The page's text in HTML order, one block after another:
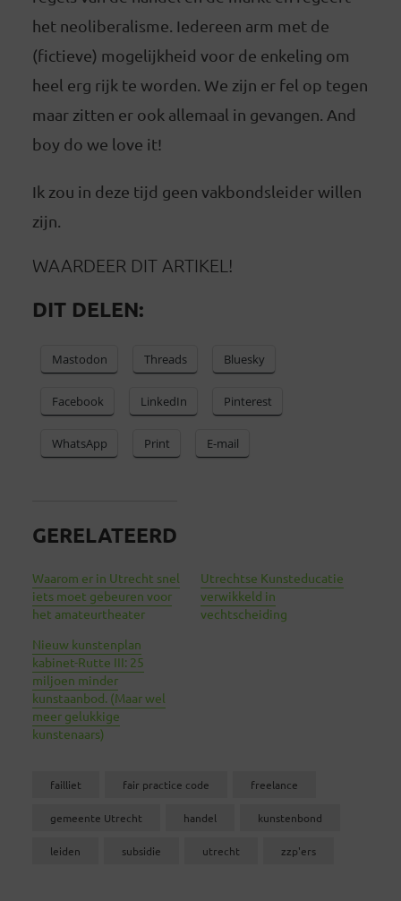
het neoliberalisme. Iedereen arm met de
(fictieve) mogelijkheid voor de enkeling om
heel erg rijk te worden. We zijn er fel op tegen
maar zitten er ook allemaal in gevangen. And
boy do we love it!
Ik zou in deze tijd geen vakbondsleider willen
zijn.
WAARDEER DIT ARTIKEL!
DIT DELEN:
Mastodon Threads Bluesky
Facebook LinkedIn Pinterest
WhatsApp Print E-mail
GERELATEERD
Waarom er in Utrecht snel
iets moet gebeuren voor
het amateurtheater
Utrechtse Kunsteducatie
verwikkeld in
vechtscheiding
Nieuw kunstenplan
kabinet-Rutte III: 25
miljoen minder
kunstaanbod. (Maar wel
meer gelukkige
kunstenaars)
failliet fair practice code freelance
gemeente Utrecht handel kunstenbond
leiden subsidie utrecht zzp'ers